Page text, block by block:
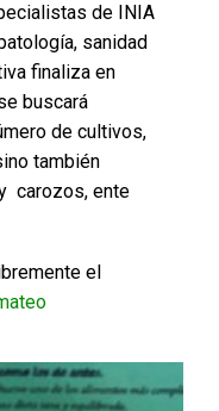
de INIA
sanidad
finaliza en
buscará
de cultivos,
también
carozos, ente
el